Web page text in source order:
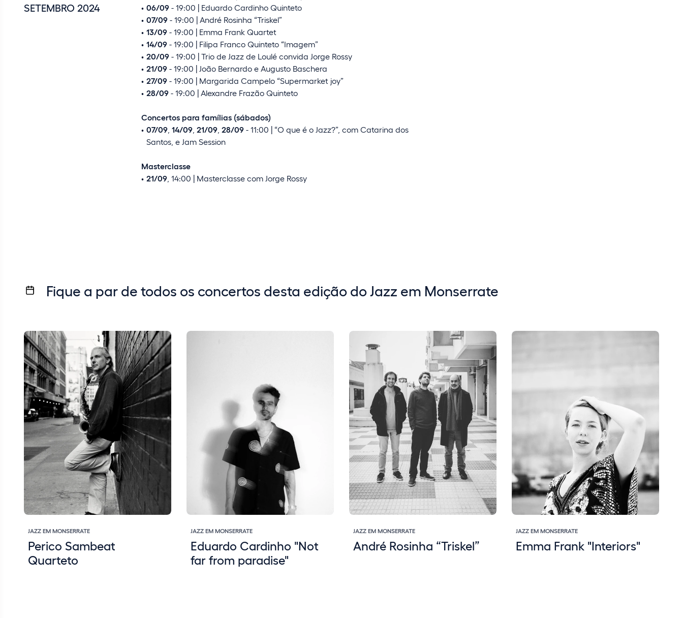
SETEMBRO 2024
06/09 - 19:00 | Eduardo Cardinho Quinteto
07/09 - 19:00 | André Rosinha “Triskel”
13/09 - 19:00 | Emma Frank Quartet
14/09 - 19:00 | Filipa Franco Quinteto “Imagem”
20/09 - 19:00 | Trio de Jazz de Loulé convida Jorge Rossy
21/09 - 19:00 | João Bernardo e Augusto Baschera
27/09 - 19:00 | Margarida Campelo “Supermarket joy”
28/09 - 19:00 | Alexandre Frazão Quinteto
Concertos para famílias (sábados)
07/09 14/09 21/09 28/09 - 11:00 | “O que é o Jazz?”, com Catarina dos
Santos, e Jam Session
Masterclasse
21/09 , 14:00 | Masterclasse com Jorge Rossy
Fique a par de todos os concertos desta edição do Jazz em Monserrate
JAZZ EM MONSERRATE
Perico Sambeat
Quarteto
JAZZ EM MONSERRATE
Eduardo Cardinho "Not
far from paradise"
JAZZ EM MONSERRATE
André Rosinha “Triskel”
JAZZ EM MONSERRATE
Emma Frank "Interiors"